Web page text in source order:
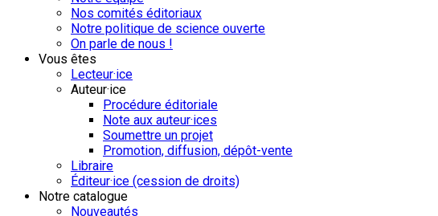
Nos comités éditoriaux
Notre politique de science ouverte
On parle de nous !
Vous êtes
Lecteur·ice
Auteur·ice
Procédure éditoriale
Note aux auteur·ices
Soumettre un projet
Promotion, diffusion, dépôt-vente
Libraire
Éditeur·ice (cession de droits)
Notre catalogue
Nouveautés